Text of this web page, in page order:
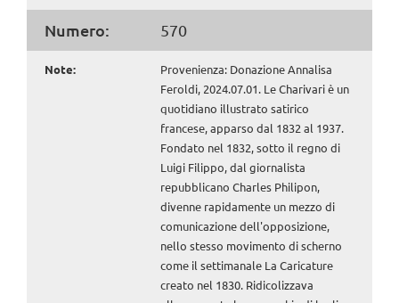
Numero: 570
Note:
Provenienza: Donazione Annalisa
Feroldi, 2024.07.01. Le Charivari è un
quotidiano illustrato satirico
francese, apparso dal 1832 al 1937.
Fondato nel 1832, sotto il regno di
Luigi Filippo, dal giornalista
repubblicano Charles Philipon,
divenne rapidamente un mezzo di
comunicazione dell'opposizione,
nello stesso movimento di scherno
come il settimanale La Caricature
creato nel 1830. Ridicolizzava